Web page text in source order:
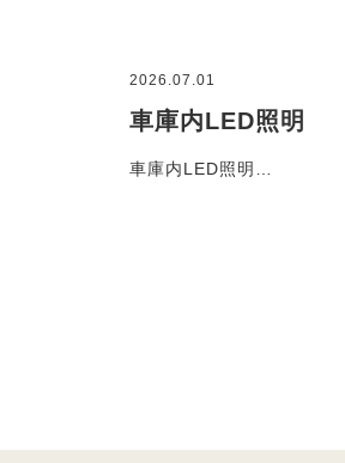
2026.07.01
車庫内LED照明
車庫内LED照明…